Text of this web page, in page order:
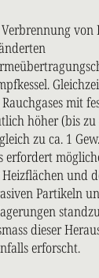
mit
höher (bis zu
zu ca. 1
erfordert
und
Partikeln
dieser
erforscht.